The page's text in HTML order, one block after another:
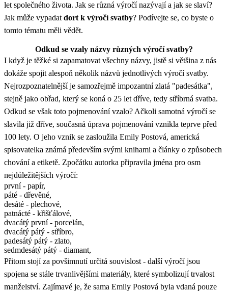
let společného života. Jak se různá výročí nazývají a jak se slaví?
Jak může vypadat dort k výročí svatby? Podívejte se, co byste o
tomto tématu měli vědět.
Odkud se vzaly názvy různých výročí svatby?
I když je těžké si zapamatovat všechny názvy, jistě si většina z nás
dokáže spojit alespoň několik názvů jednotlivých výročí svatby.
Nejrozpoznatelnější je samozřejmě impozantní zlatá "padesátka",
stejně jako obřad, který se koná o 25 let dříve, tedy stříbrná svatba.
Odkud se však toto pojmenování vzalo? Ačkoli samotná výročí se
slavila již dříve, současná úprava pojmenování vznikla teprve před
100 lety. O jeho vznik se zasloužila Emily Postová, americká
spisovatelka známá především svými knihami a články o způsobech
chování a etiketě. Zpočátku autorka připravila jména pro osm
nejdůležitějších výročí:
první - papír,
páté - dřevěné,
desáté - plechové,
patnácté - křišťálové,
dvacátý první - porcelán,
dvacátý pátý - stříbro,
padesátý pátý - zlato,
sedmdesátý pátý - diamant,
Přitom stojí za povšimnutí určitá souvislost - další výročí jsou
spojena se stále trvanlivějšími materiály, které symbolizují trvalost
manželství. Zajímavé je, že sama Emily Postová byla vdaná pouze